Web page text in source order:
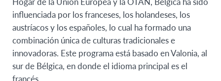
influenciada por los franceses, los holandeses, los
austríacos y los españoles, lo cual ha formado una
combinación única de culturas tradicionales e
innovadoras. Este programa está basado en Valonia, al
sur de Bélgica, en donde el idioma principal es el
francés.